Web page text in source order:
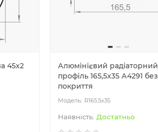
45х2
Алюмінієвий радіаторний
профіль 165,5x35 А4291 без
покриття
R165.5x35
Достатньо